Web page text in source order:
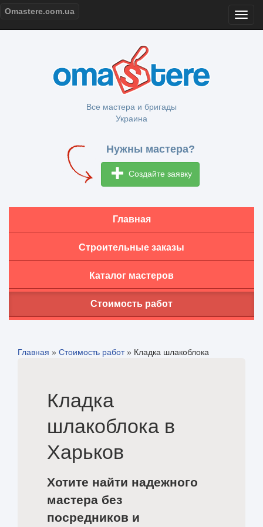
Omastere.com.ua
Все мастера и бригады
Украина
Нужны мастера?
Создайте заявку
Главная
Строительные заказы
Каталог мастеров
Стоимость работ
Главная » Стоимость работ» Кладка шлакоблока
Кладка
шлакоблока в
Харьков
Хотите найти надежного
мастера без
посредников и